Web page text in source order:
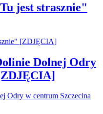
jest strasznie"
Dolnej Odry